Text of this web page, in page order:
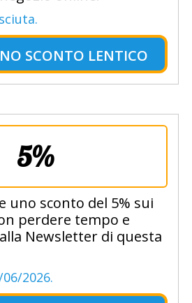
SCONTO LENTICO
5%
uno sconto del 5% sui
perdere tempo e
Newsletter di questa
2026.